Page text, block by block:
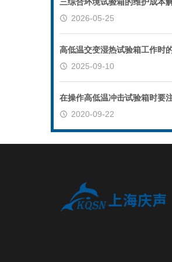
2026-05-25
2025-09-10
2020-09-22